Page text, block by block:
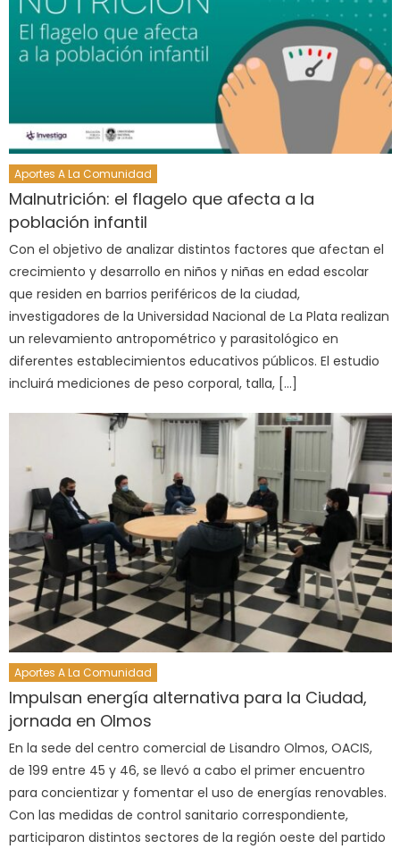
Aportes A La Comunidad
Malnutrición: el flagelo que afecta a la
población infantil
Con el objetivo de analizar distintos factores que afectan el
crecimiento y desarrollo en niños y niñas en edad escolar
que residen en barrios periféricos de la ciudad,
investigadores de la Universidad Nacional de La Plata realizan
un relevamiento antropométrico y parasitológico en
diferentes establecimientos educativos públicos. El estudio
incluirá mediciones de peso corporal, talla, […]
Aportes A La Comunidad
Impulsan energía alternativa para la Ciudad,
jornada en Olmos
En la sede del centro comercial de Lisandro Olmos, OACIS,
de 199 entre 45 y 46, se llevó a cabo el primer encuentro
para concientizar y fomentar el uso de energías renovables.
Con las medidas de control sanitario correspondiente,
participaron distintos sectores de la región oeste del partido